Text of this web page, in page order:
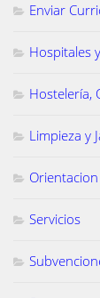
Enviar
Hospitales
Hostelería,
Limpieza y
Servicios